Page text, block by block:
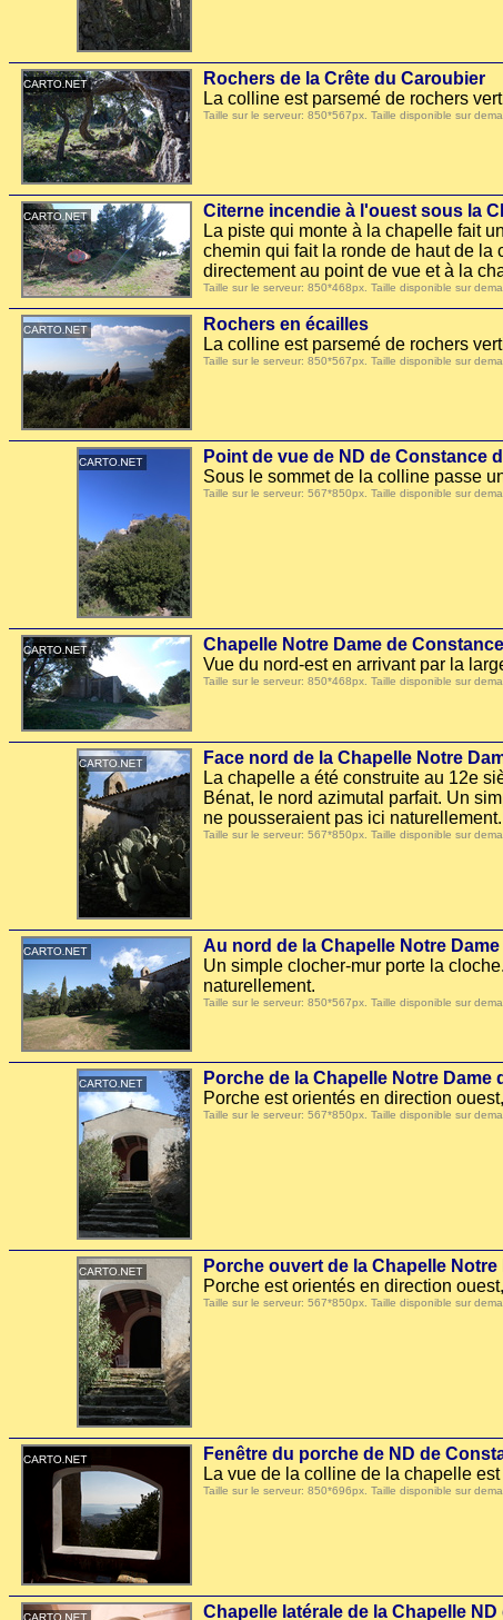
Rochers de la Crête du Caroubier
La colline est parsemé de rochers
Taille sur le serveur: 850*567px. Taille disponible sur
Citerne incendie à l'ouest sous la
La piste qui monte à la chapelle fait
chemin qui fait la ronde de haut de la
directement au point de vue et à la
Taille sur le serveur: 850*468px. Taille disponible sur
Rochers en écailles
La colline est parsemé de rochers
Taille sur le serveur: 850*567px. Taille disponible sur
Point de vue de ND de Constance
Sous le sommet de la colline passe
Taille sur le serveur: 567*850px. Taille disponible sur
Chapelle Notre Dame de Constance
Vue du nord-est en arrivant par la
Taille sur le serveur: 850*468px. Taille disponible sur
Face nord de la Chapelle Notre
La chapelle a été construite au 12e
Bénat, le nord azimutal parfait. Un
ne pousseraient pas ici naturellement.
Taille sur le serveur: 567*850px. Taille disponible sur
Au nord de la Chapelle Notre
Un simple clocher-mur porte la
naturellement.
Taille sur le serveur: 850*567px. Taille disponible sur
Porche de la Chapelle Notre Dame
Porche est orientés en direction
Taille sur le serveur: 567*850px. Taille disponible sur
Porche ouvert de la Chapelle
Porche est orientés en direction
Taille sur le serveur: 567*850px. Taille disponible sur
Fenêtre du porche de ND de
La vue de la colline de la chapelle
Taille sur le serveur: 850*696px. Taille disponible sur
Chapelle latérale de la Chapelle